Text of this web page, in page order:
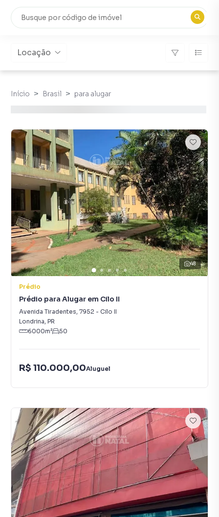
Locação
Início Brasil para alugar
48
Prédio
Prédio para Alugar em Cilo II
Avenida Tiradentes, 7952 - Cilo II
Londrina, PR
6000m² 50
R$ 110.000,00Aluguel